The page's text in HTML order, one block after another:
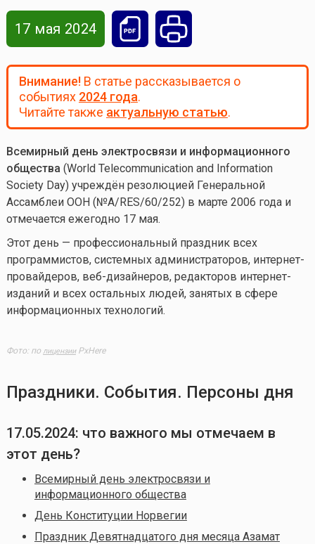
17 мая 2024
Внимание!В статье рассказывается о
событиях 2024 года.
Читайте также актуальную статью.
Всемирный день электросвязи и информационного
общества (World Telecommunication and Information
Society Day) учреждён резолюцией Генеральной
Ассамблеи ООН (№A/RES/60/252) в марте 2006 года и
отмечается ежегодно 17 мая.
Этот день — профессиональный праздник всех
программистов, системных администраторов, интернет-
провайдеров, веб-дизайнеров, редакторов интернет-
изданий и всех остальных людей, занятых в сфере
информационных технологий.
Фото: по лицензииPxHere
Праздники. События. Персоны дня
17.05.2024: что важного мы отмечаем в
этот день?
Всемирный день электросвязи и
информационного общества
День Конституции Норвегии
Праздник Девятнадцатого дня месяца Азамат